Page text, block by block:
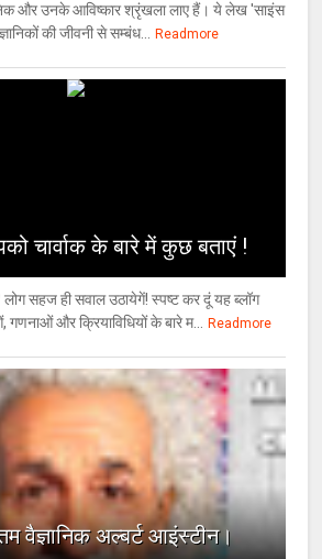
और उनके आविष्कार श्रृंखला लाए हैं। ये लेख 'साइंस
की जीवनी से सम्बंध... Readmore
चार्वाक के बारे में कुछ बताएं !
लोग सहज ही सवाल उठायेगें! स्पष्ट कर दूं यह ब्लॉग
गणनाओं और क्रियाविधियों के बारे म... Readmore
वैज्ञानिक अल्बर्ट आइंस्टीन।